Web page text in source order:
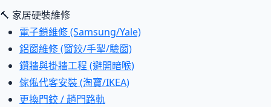
🔨 家居硬裝維修
電子鎖維修 (Samsung/Yale)
鋁窗維修 (窗鉸/手掣/驗窗)
鑽牆與掛牆工程 (避開暗喉)
傢俬代客安裝 (淘寶/IKEA)
更換門鉸 / 趟門路軌